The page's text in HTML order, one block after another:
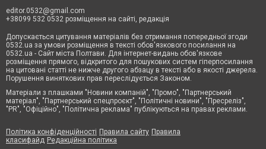
editor.0532@gmail.com
+38099 532 0532 розміщення на сайті, редакція
Допускається цитування матеріалів без отримання попередньої згоди
0532.ua за умови розміщення в тексті обов'язкового посилання на
0532.ua - Сайт міста Полтави. Для інтернет-видань обов'язкове
розміщення прямого, відкритого для пошукових систем гіперпосилання
на цитовані статті не нижче другого абзацу в тексті або в якості джерела.
Порушення виняткових прав переслідується Законом.
Матеріали з плашками "Новини компаній", "Промо", "Партнерський
матеріал", "Партнерський спецпроєкт", "Політичні новини", "Пресреліз",
"PR", "Офіційно", "Політична реклама" публікуються на правах реклами.
Політика конфіденційності Правила сайту Правила
класифайд Редакційна політика